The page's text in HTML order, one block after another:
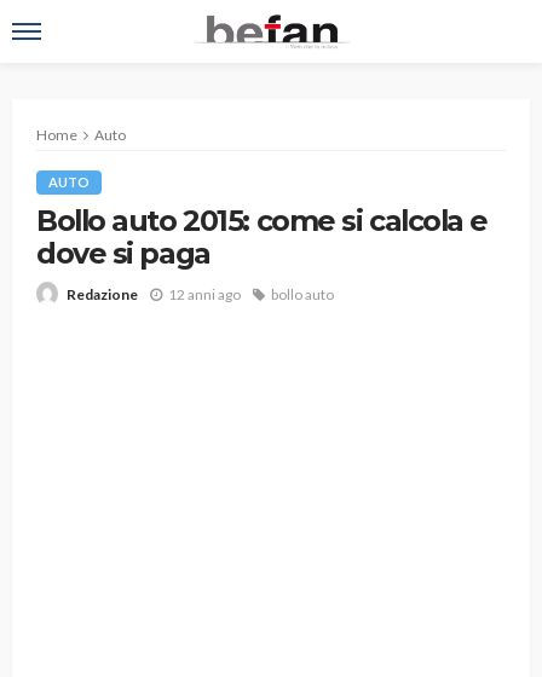
Home Auto
AUTO
Bollo auto 2015: come si calcola e
dove si paga
Redazione 12 anni ago bollo auto